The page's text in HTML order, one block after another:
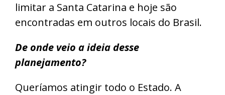
limitar a Santa Catarina e hoje são
encontradas em outros locais do Brasil.
De onde veio a ideia desse
planejamento?
Queríamos atingir todo o Estado. A